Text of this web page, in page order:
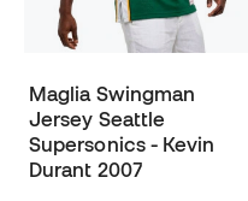
Maglia Swingman
Jersey Seattle
Supersonics - Kevin
Durant 2007